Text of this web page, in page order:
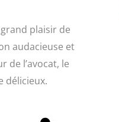
plaisir de
audacieuse et
de l’avocat, le
délicieux.